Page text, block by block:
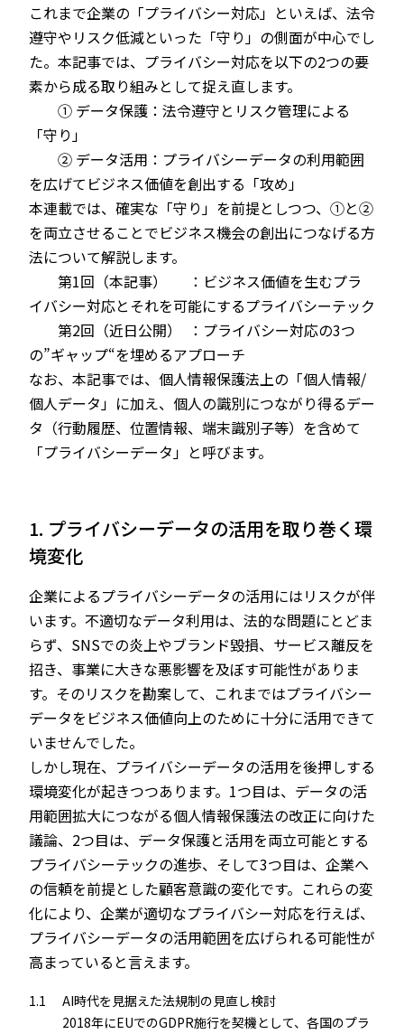
これまで企業の「プライバシー対応」といえば、法令
遵守やリスク低減といった「守り」の側面が中心でし
た。本記事では、プライバシー対応を以下の2つの要
素から成る取り組みとして捉え直します。
① データ保護：法令遵守とリスク管理による
「守り」
② データ活用：プライバシーデータの利用範囲
を広げてビジネス価値を創出する「攻め」
本連載では、確実な「守り」を前提としつつ、①と②
を両立させることでビジネス機会の創出につなげる方
法について解説します。
第1回（本記事） ：ビジネス価値を生むプラ
イバシー対応とそれを可能にするプライバシーテック
第2回（近日公開） ：プライバシー対応の3つ
の”ギャップ“を埋めるアプローチ
なお、本記事では、個人情報保護法上の「個人情報/
個人データ」に加え、個人の識別につながり得るデー
タ（行動履歴、位置情報、端末識別子等）を含めて
「プライバシーデータ」と呼びます。
1. プライバシーデータの活用を取り巻く環
境変化
企業によるプライバシーデータの活用にはリスクが伴
います。不適切なデータ利用は、法的な問題にとどま
らず、SNSでの炎上やブランド毀損、サービス離反を
招き、事業に大きな悪影響を及ぼす可能性がありま
す。そのリスクを勘案して、これまではプライバシー
データをビジネス価値向上のために十分に活用できて
いませんでした。
しかし現在、プライバシーデータの活用を後押しする
環境変化が起きつつあります。1つ目は、データの活
用範囲拡大につながる個人情報保護法の改正に向けた
議論、2つ目は、データ保護と活用を両立可能とする
プライバシーテックの進歩、そして3つ目は、企業へ
の信頼を前提とした顧客意識の変化です。これらの変
化により、企業が適切なプライバシー対応を行えば、
プライバシーデータの活用範囲を広げられる可能性が
高まっていると言えます。
1.1
AI時代を見据えた法規制の見直し検討
2018年にEUでのGDPR施行を契機として、各国のプラ